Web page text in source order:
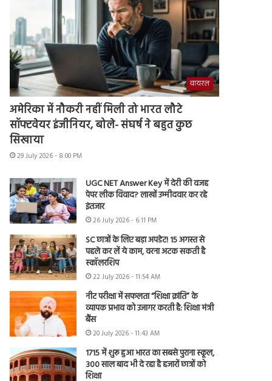
वायरल
अमेरिका में नौकरी नहीं मिली तो भारत लौटे
सॉफ्टवेयर इंजीनियर, बोले- संघर्ष ने बहुत कुछ
सिखाया
29 July 2026 - 8:00 PM
UGC NET Answer Key में देरी की वजह
पेपर लीक विवाद? लाखों उम्मीदवार कर रहे
इंतजार
26 July 2026 - 6:11 PM
SC छात्रों के लिए बड़ा अपडेट! 15 अगस्त से
पहले कर लें ये काम, वरना अटक सकती है
स्कॉलरशिप
22 July 2026 - 11:54 AM
नीट परीक्षा में सफलता “शिक्षा क्रांति” के
व्यापक प्रभाव को उजागर करती है: शिक्षा मंत्री
बैंस
20 July 2026 - 11:43 AM
1715 में शुरू हुआ भारत का सबसे पुराना स्कूल,
300 साल बाद भी दे रहा है हजारों छात्रों को
शिक्षा